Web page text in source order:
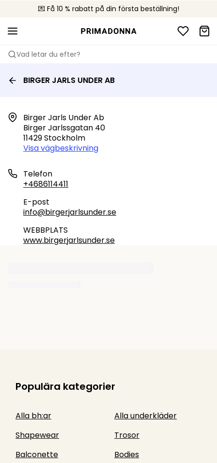
💌 Få 10 % rabatt på din första beställning!
🚚 Fri leverans vid köp över 599 kr
📦 Kostnadsfria returer
Vad letar du efter?
BIRGER JARLS UNDER AB
Birger Jarls Under Ab
Birger Jarlssgatan 40
11429 Stockholm
Visa vägbeskrivning
Telefon
+4686114411
E-post
info@birgerjarlsunder.se
WEBBPLATS
www.birgerjarlsunder.se
Populära kategorier
Alla bh:ar
Alla underkläder
Shapewear
Trosor
Balconette
Bodies